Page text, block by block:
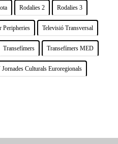
Rodalies 2 Rodalies 3
Peripheries Televisió Transversal
Transefímers Transefímers MED
Jornades Culturals Euroregionals